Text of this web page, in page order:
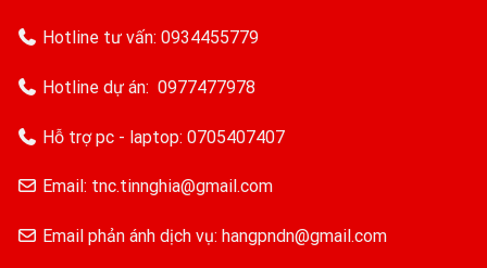
Hotline tư vấn: 0934455779
Hotline dự án: 0977477978
Hỗ trợ pc - laptop: 0705407407
Email: tnc.tinnghia@gmail.com
Email phản ánh dịch vụ: hangpndn@gmail.com